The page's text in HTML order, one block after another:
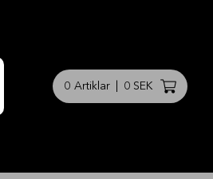
0 Artiklar 0 SEK